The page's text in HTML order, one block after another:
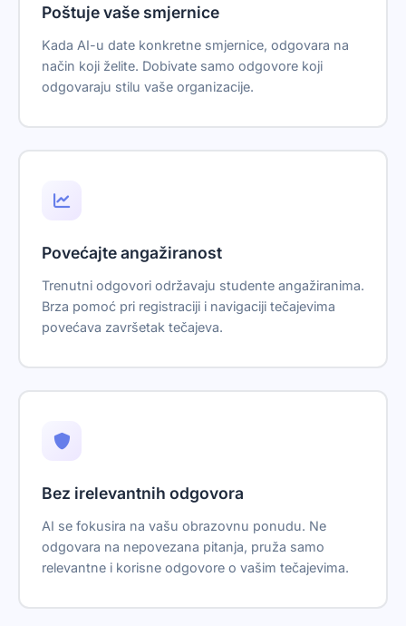
Poštuje vaše smjernice
Kada AI-u date konkretne smjernice, odgovara na
način koji želite. Dobivate samo odgovore koji
odgovaraju stilu vaše organizacije.
Povećajte angažiranost
Trenutni odgovori održavaju studente angažiranima.
Brza pomoć pri registraciji i navigaciji tečajevima
povećava završetak tečajeva.
Bez irelevantnih odgovora
AI se fokusira na vašu obrazovnu ponudu. Ne
odgovara na nepovezana pitanja, pruža samo
relevantne i korisne odgovore o vašim tečajevima.